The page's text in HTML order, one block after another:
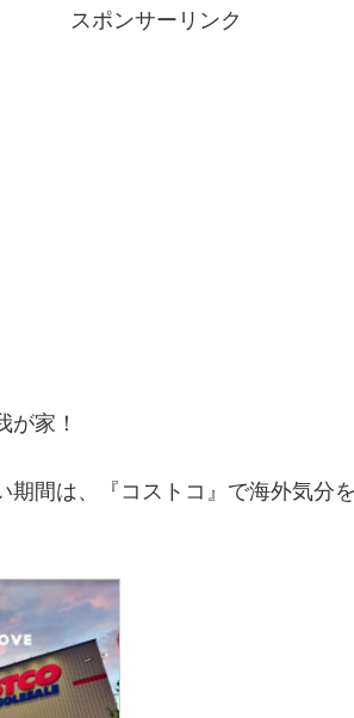
スポンサーリンク
が家！
期間は、『コストコ』 で海外気分